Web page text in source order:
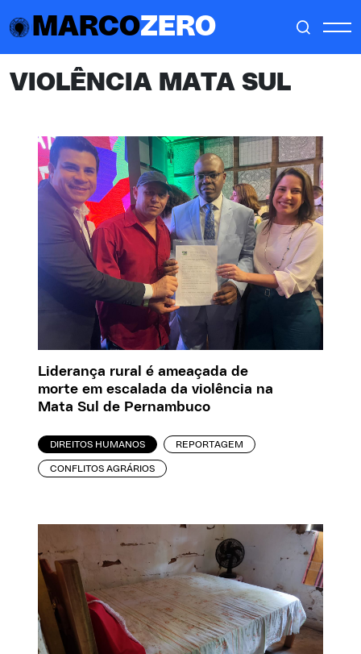
MARCOZERO
VIOLÊNCIA MATA SUL
Liderança rural é ameaçada de
morte em escalada da violência na
Mata Sul de Pernambuco
DIREITOS HUMANOS REPORTAGEM
CONFLITOS AGRÁRIOS